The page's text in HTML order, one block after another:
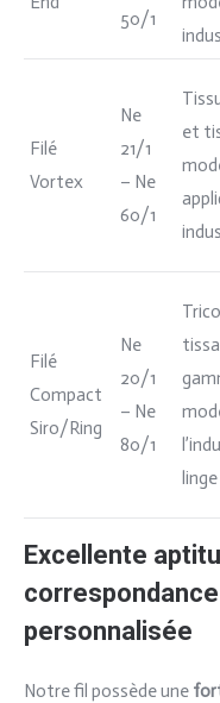
50/1
Filé
Vortex
Ne
21/1
– Ne
60/1
et
Filé
Compact
Siro/Ring
Ne
20/1
– Ne
80/1
Excellente
personnalisée
Notre fil possède une